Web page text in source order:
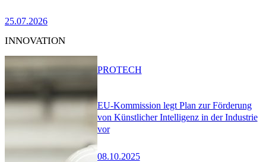
25.07.2026
INNOVATION
EU-Kommission legt Plan zur Förderung
von Künstlicher Intelligenz in der Industrie
vor
08.10.2025
PROTECH